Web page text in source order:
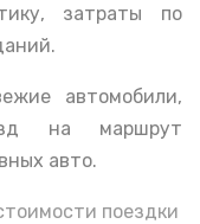
затраты по
автомобили,
на маршрут
авто.
поездки